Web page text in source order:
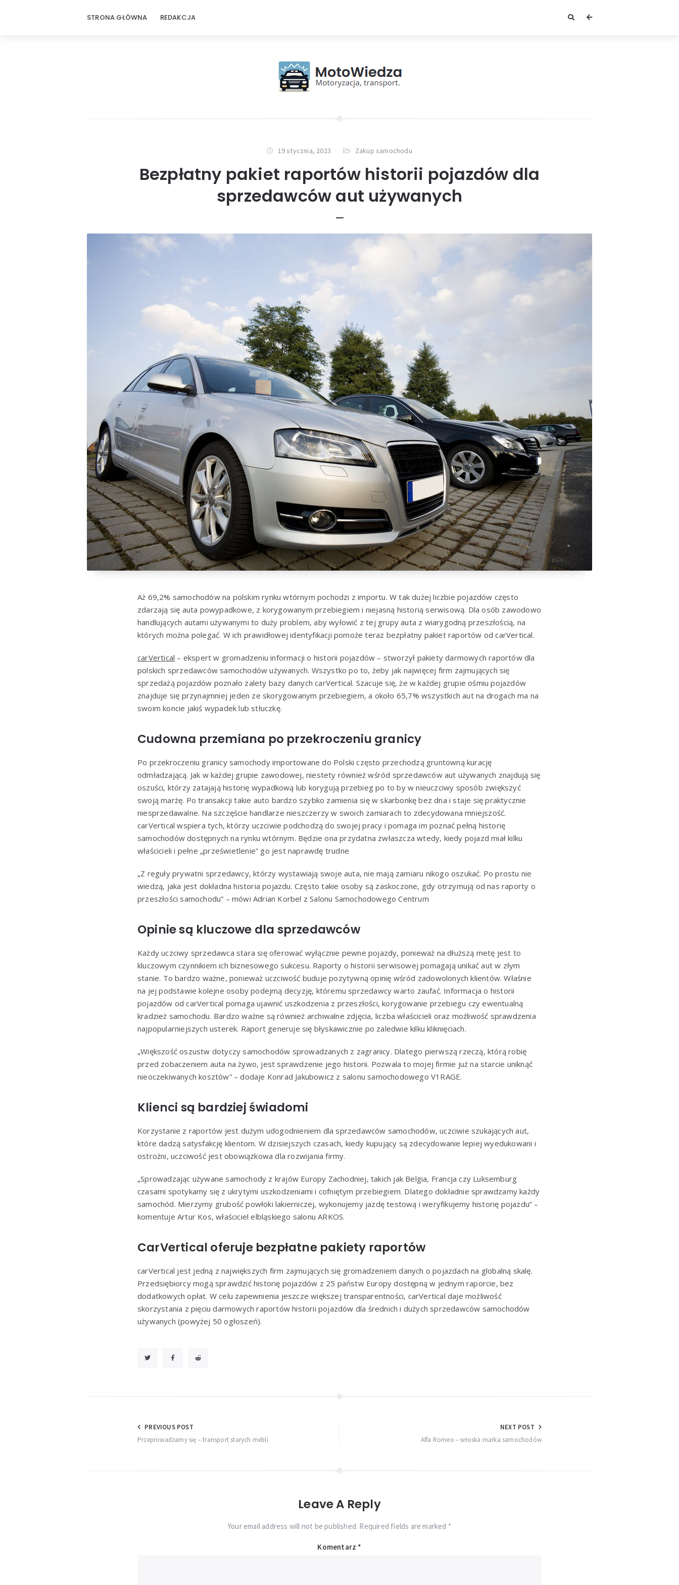
STRONA GŁÓWNA REDAKCJA
19 stycznia, 2023 Zakup samochodu
Bezpłatny pakiet raportów historii pojazdów dla
sprzedawców aut używanych
Aż 69,2% samochodów na polskim rynku wtórnym pochodzi z importu. W tak dużej liczbie pojazdów często
zdarzają się auta powypadkowe, z korygowanym przebiegiem i niejasną historią serwisową. Dla osób zawodowo
handlujących autami używanymi to duży problem, aby wyłowić z tej grupy auta z wiarygodną przeszłością, na
których można polegać. W ich prawidłowej identyfikacji pomoże teraz bezpłatny pakiet raportów od carVertical.
carVertical – ekspert w gromadzeniu informacji o historii pojazdów – stworzył pakiety darmowych raportów dla
polskich sprzedawców samochodów używanych. Wszystko po to, żeby jak najwięcej firm zajmujących się
sprzedażą pojazdów poznało zalety bazy danych carVertical. Szacuje się, że w każdej grupie ośmiu pojazdów
znajduje się przynajmniej jeden ze skorygowanym przebiegiem, a około 65,7% wszystkich aut na drogach ma na
swoim koncie jakiś wypadek lub stłuczkę.
Cudowna przemiana po przekroczeniu granicy
Po przekroczeniu granicy samochody importowane do Polski często przechodzą gruntowną kurację
odmładzającą. Jak w każdej grupie zawodowej, niestety również wśród sprzedawców aut używanych znajdują się
oszuści, którzy zatajają historię wypadkową lub korygują przebieg po to by w nieuczciwy sposób zwiększyć
swoją marżę. Po transakcji takie auto bardzo szybko zamienia się w skarbonkę bez dna i staje się praktycznie
niesprzedawalne. Na szczęście handlarze nieszczerzy w swoich zamiarach to zdecydowana mniejszość.
carVertical wspiera tych, którzy uczciwie podchodzą do swojej pracy i pomaga im poznać pełną historię
samochodów dostępnych na rynku wtórnym. Będzie ona przydatna zwłaszcza wtedy, kiedy pojazd miał kilku
właścicieli i pełne „prześwietlenie” go jest naprawdę trudne
„Z reguły prywatni sprzedawcy, którzy wystawiają swoje auta, nie mają zamiaru nikogo oszukać. Po prostu nie
wiedzą, jaka jest dokładna historia pojazdu. Często takie osoby są zaskoczone, gdy otrzymują od nas raporty o
przeszłości samochodu” – mówi Adrian Korbel z Salonu Samochodowego Centrum
Opinie są kluczowe dla sprzedawców
Każdy uczciwy sprzedawca stara się oferować wyłącznie pewne pojazdy, ponieważ na dłuższą metę jest to
kluczowym czynnikiem ich biznesowego sukcesu. Raporty o historii serwisowej pomagają unikać aut w złym
stanie. To bardzo ważne, ponieważ uczciwość buduje pozytywną opinię wśród zadowolonych klientów. Właśnie
na jej podstawie kolejne osoby podejmą decyzję, któremu sprzedawcy warto zaufać. Informacja o historii
pojazdów od carVertical pomaga ujawnić uszkodzenia z przeszłości, korygowanie przebiegu czy ewentualną
kradzież samochodu. Bardzo ważne są również archiwalne zdjęcia, liczba właścicieli oraz możliwość sprawdzenia
najpopularniejszych usterek. Raport generuje się błyskawicznie po zaledwie kilku kliknięciach.
„Większość oszustw dotyczy samochodów sprowadzanych z zagranicy. Dlatego pierwszą rzeczą, którą robię
przed zobaczeniem auta na żywo, jest sprawdzenie jego historii. Pozwala to mojej firmie już na starcie uniknąć
nieoczekiwanych kosztów” – dodaje Konrad Jakubowicz z salonu samochodowego V1RAGE.
Klienci są bardziej świadomi
Korzystanie z raportów jest dużym udogodnieniem dla sprzedawców samochodów, uczciwie szukających aut,
które dadzą satysfakcję klientom. W dzisiejszych czasach, kiedy kupujący są zdecydowanie lepiej wyedukowani i
ostrożni, uczciwość jest obowiązkowa dla rozwijania firmy.
„Sprowadzając używane samochody z krajów Europy Zachodniej, takich jak Belgia, Francja czy Luksemburg
czasami spotykamy się z ukrytymi uszkodzeniami i cofniętym przebiegiem. Dlatego dokładnie sprawdzamy każdy
samochód. Mierzymy grubość powłoki lakierniczej, wykonujemy jazdę testową i weryfikujemy historię pojazdu” –
komentuje Artur Kos, właściciel elbląskiego salonu ARKOS.
CarVertical oferuje bezpłatne pakiety raportów
carVertical jest jedną z największych firm zajmujących się gromadzeniem danych o pojazdach na globalną skalę.
Przedsiębiorcy mogą sprawdzić historię pojazdów z 25 państw Europy dostępną w jednym raporcie, bez
dodatkowych opłat. W celu zapewnienia jeszcze większej transparentności, carVertical daje możliwość
skorzystania z pięciu darmowych raportów historii pojazdów dla średnich i dużych sprzedawców samochodów
używanych (powyżej 50 ogłoszeń).
Nawigacja
wpisu
PREVIOUS POST
Przeprowadzamy się – transport starych mebli
NEXT POST
Alfa Romeo – włoska marka samochodów
Leave A Reply
Your email address will not be published. Required fields are marked *
Komentarz *